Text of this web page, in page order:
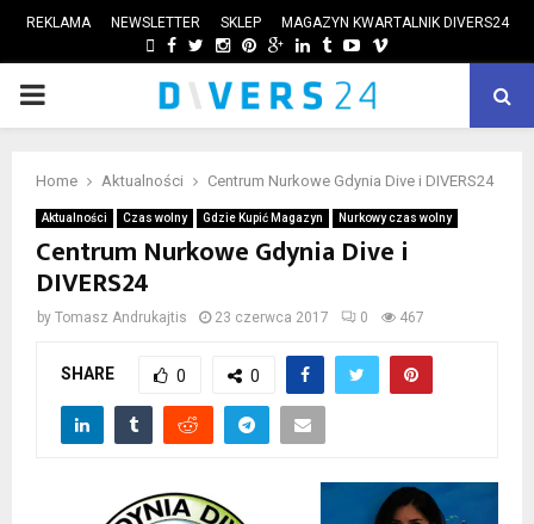
REKLAMA NEWSLETTER SKLEP MAGAZYN KWARTALNIK DIVERS24
FACEBOOK
TWITTER
INSTAGRAM
PINTEREST
GOOGLE
LINKEDIN
TUMBLRYOUTUBE
VIMEO
PRIMARY
Home Aktualności Centrum Nurkowe Gdynia Dive i DIVERS24
Aktualności Czas wolny Gdzie Kupić Magazyn Nurkowy czas wolny
Centrum Nurkowe Gdynia Dive i
DIVERS24
by Tomasz Andrukajtis 23 czerwca 2017 0 467
SHARE 0 0